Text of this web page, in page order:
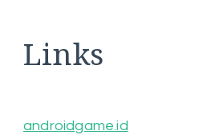
Links
androidgame.id